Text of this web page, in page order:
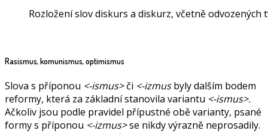
Rozložení slov diskurs a diskurz, včetně odvozených
Rasismus, komunismus, optimismus
Slova s příponou <-ismus>či <-izmusbyly dalším bodem
reformy, která za základní stanovila variantu <-ismus>.
Ačkoliv jsou podle pravidel přípustné obě varianty, psané
formy s příponou <-izmus>se nikdy výrazně neprosadily.